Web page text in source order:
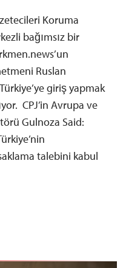
Koruma
bağımsız bir
Ruslan
giriş yapmak
CPJ’in Avrupa ve
Gulnoza Said:
talebini kabul